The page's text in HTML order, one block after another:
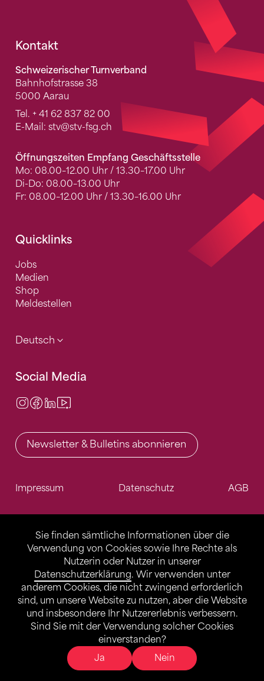
Sie finden sämtliche Informationen über die
Verwendung von Cookies sowie Ihre Rechte als
Nutzerin oder Nutzer in unserer
Datenschutzerklärung. Wir verwenden unter
anderem Cookies, die nicht zwingend erforderlich
sind, um unsere Website zu nutzen, aber die Website
und insbesondere Ihr Nutzererlebnis verbessern.
Sind Sie mit der Verwendung solcher Cookies
einverstanden?
Ja
Nein
Fusszeile
Kontakt
Schweizerischer Turnverband
Bahnhofstrasse 38
5000 Aarau
Tel. + 41 62 837 82 00
E-Mail: stv@stv-fsg.ch
Öffnungszeiten Empfang Geschäftsstelle
Mo: 08.00–12.00 Uhr / 13.30–17.00 Uhr
Di-Do: 08.00–13.00 Uhr
Fr: 08.00–12.00 Uhr / 13.30–16.00 Uhr
Quicklinks
Jobs
Medien
Shop
Meldestellen
Deutsch
Social Media
Instagram
Facebook
LinkedIn
Newsletter & Bulletins abonnieren
Impressum Datenschutz AGB